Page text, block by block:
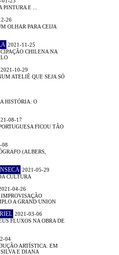
PINTURA E ...
26
OLHAR PARA CEIJA
2021-11-25
CHILENA NA
2021-10-29
ATELIÊ QUE SEJA SÓ
HISTÓRIA: O
08-17
FICOU TÃO
08
(ALBERS,
2021-05-29
CULTURA
04-26
A GRAND UNION
2021-03-06
FLUXOS NA OBRA DE
04
ARTÍSTICA. EM
E DIANA